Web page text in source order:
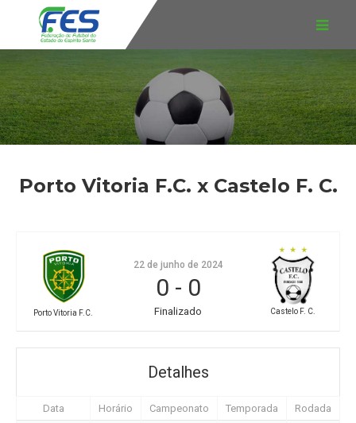
Porto Vitoria F.C. x Castelo F. C.
Porto Vitoria F.C. Castelo F. C.
22 de junho de 2024
0 - 0
Finalizado
Detalhes
Data Horário Campeonato Temporada
Rodada